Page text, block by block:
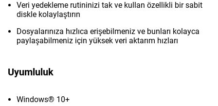
Veri yedekleme rutininizi tak ve kullan özellikli bir sabit
diskle kolaylaştırın
Dosyalarınıza hızlıca erişebilmeniz ve bunları kolayca
paylaşabilmeniz için yüksek veri aktarım hızları
Uyumluluk
Windows® 10+